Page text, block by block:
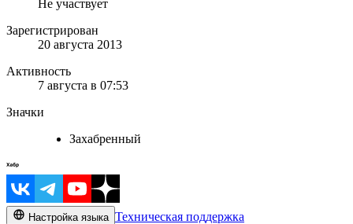
Не участвует
Зарегистрирован
20 августа 2013
Активность
7 августа в 07:53
Значки
Захабренный
Настройка языка Техническая поддержка